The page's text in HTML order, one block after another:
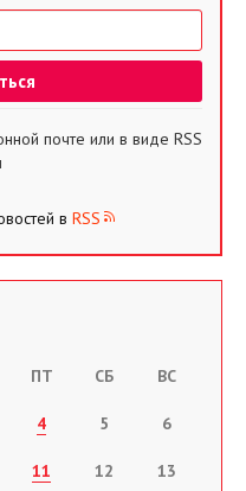
почте или в виде RSS
в RSS
ПТ СБ ВС
4 5 6
11 12 13